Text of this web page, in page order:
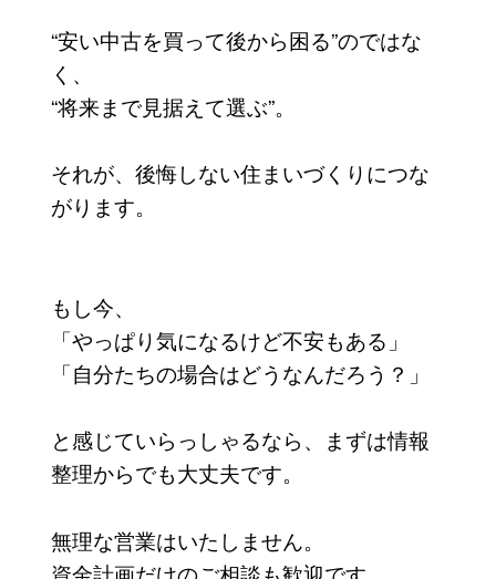
“安い中古を買って後から困る”のではな
く、
“将来まで見据えて選ぶ”。
それが、後悔しない住まいづくりにつな
がります。
もし今、
「やっぱり気になるけど不安もある」
「自分たちの場合はどうなんだろう？」
と感じていらっしゃるなら、まずは情報
整理からでも大丈夫です。
無理な営業はいたしません。
資金計画だけのご相談も歓迎です。